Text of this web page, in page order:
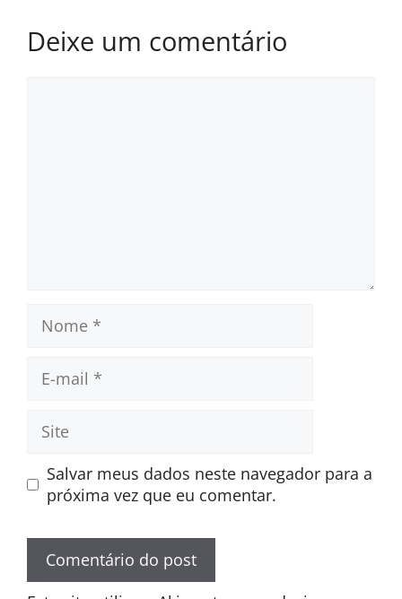
Deixe um comentário
mail
Site
Salvar meus dados neste navegador para a
próxima vez que eu comentar.